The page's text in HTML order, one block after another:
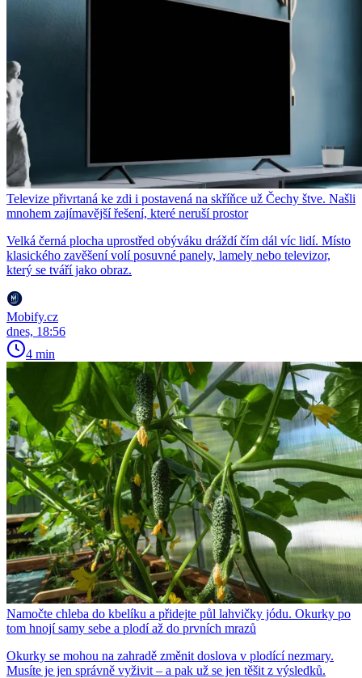
Televize přivrtaná ke zdi i postavená na skříňce už Čechy štve. Našli
mnohem zajímavější řešení, které neruší prostor
Velká černá plocha uprostřed obýváku dráždí čím dál víc lidí. Místo
klasického zavěšení volí posuvné panely, lamely nebo televizor,
který se tváří jako obraz.
Mobify.cz
dnes, 18:56
4 min
Namočte chleba do kbelíku a přidejte půl lahvičky jódu. Okurky po
tom hnojí samy sebe a plodí až do prvních mrazů
Okurky se mohou na zahradě změnit doslova v plodící nezmary.
Musíte je jen správně vyživit – a pak už se jen těšit z výsledků.